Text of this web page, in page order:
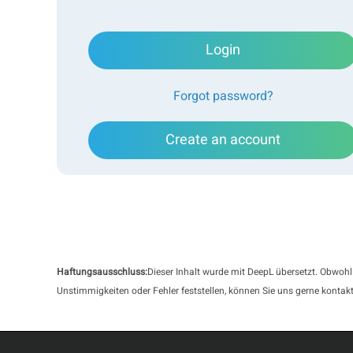
In dieser Studie wurde der Bettersizer 2600
2600 nutzt die Kombinationstechnik von Fourier-
Login
Forgot password?
Create an account
Haftungsausschluss:Dieser Inhalt wurde mit DeepL übersetzt.
Unstimmigkeiten oder Fehler feststellen, können Sie uns gerne